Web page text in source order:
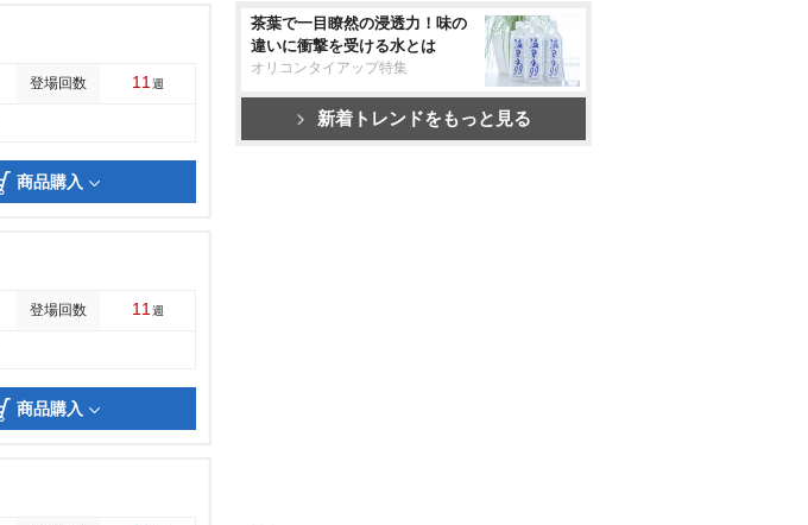
登場回数 11 週
商品購入
登場回数 11 週
商品購入
茶葉で一目瞭然の浸透力！味の
違いに衝撃を受ける水とは
オリコンタイアップ特集
新着トレンドをもっと見る